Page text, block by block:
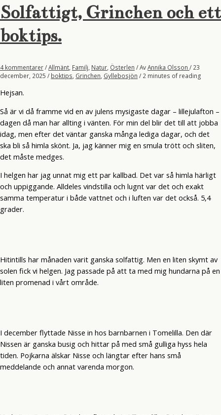
Solfattigt, Grinchen och ett
boktips.
4 kommentarer/Allmänt Familj Natur Österlen / AvAnnika Olsson / 23
december, 2025 / boktips Grinchen Gyllebosjön / 2 minutes of reading
Hejsan.
Så är vi då framme vid en av julens mysigaste dagar – lillejulafton –
dagen då man har allting i vänten. För min del blir det till att jobba
idag, men efter det väntar ganska många lediga dagar, och det
ska bli så himla skönt. Ja, jag känner mig en smula trött och sliten,
det måste medges.
I helgen har jag unnat mig ett par kallbad. Det var så himla härligt
och uppiggande. Alldeles vindstilla och lugnt var det och exakt
samma temperatur i både vattnet och i luften var det också. 5,4
grader.
Hitintills har månaden varit ganska solfattig. Men en liten skymt av
solen fick vi helgen. Jag passade på att ta med mig hundarna på en
liten promenad i vårt område.
I december flyttade Nisse in hos barnbarnen i Tomelilla. Den där
Nissen är ganska busig och hittar på med små gulliga hyss hela
tiden. Pojkarna älskar Nisse och längtar efter hans små
meddelande och annat varenda morgon.